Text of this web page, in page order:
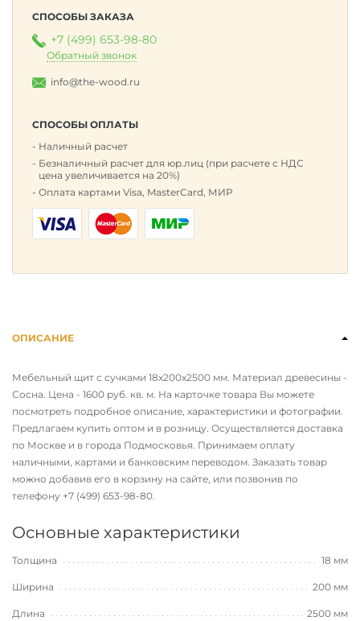
СПОСОБЫ ЗАКАЗА
+7 (499) 653-98-80
Обратный звонок
info@the-wood.ru
СПОСОБЫ ОПЛАТЫ
Наличный расчет
Безналичный расчет для юр.лиц (при расчете с НДС
цена увеличивается на 20%)
Оплата картами Visa, MasterCard, МИР
ОПИСАНИЕ
Мебельный щит с сучками 18х200х2500 мм. Материал древесины -
Сосна. Цена - 1600 руб. кв. м. На карточке товара Вы можете
посмотреть подробное описание, характеристики и фотографии.
Предлагаем купить оптом и в розницу. Осуществляется доставка
по Москве и в города Подмосковья. Принимаем оплату
наличными, картами и банковским переводом. Заказать товар
можно добавив его в корзину на сайте, или позвонив по
телефону +7 (499) 653-98-80.
Основные характеристики
Толщина 18 мм
Ширина 200 мм
Длина 2500 мм